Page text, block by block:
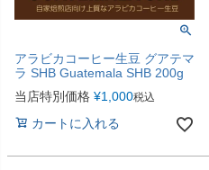
アラビカコーヒー生豆 グアテマ
ラ SHB Guatemala SHB 200g
当店特別価格 ¥1,000税込
カートに入れる